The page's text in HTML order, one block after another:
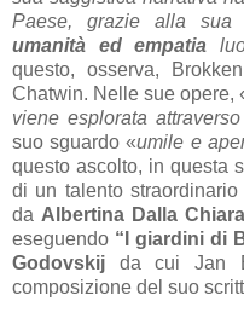
Paese, grazie alla sua
umanità ed empatia
questo, osserva,
Chatwin. Nelle sue opere,
viene esplorata
suo sguardo «umile e
questo ascolto, in questa
di un talento straordinario
da Albertina Dalla Chiara
eseguendo “I giardini di
Godovskij da cui Jan
composizione del suo